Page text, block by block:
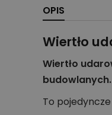
OPIS
Wiertło
Wiertło
budowlanych.
To